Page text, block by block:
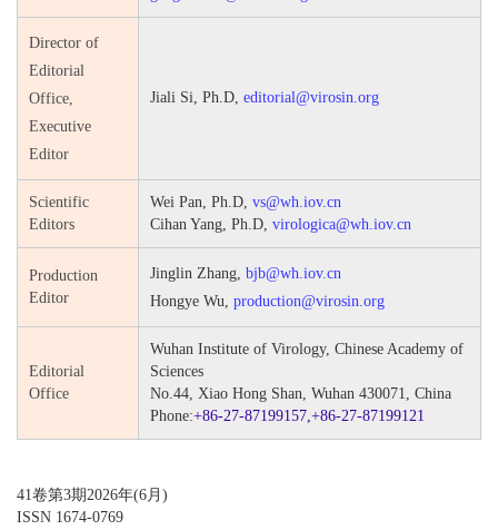
Director of
Editorial
Office,
Executive
Editor
Jiali Si, Ph.D, editorial@virosin.org
Scientific
Editors
Wei Pan, Ph.D, vs@wh.iov.cn
Cihan Yang, Ph.D, virologica@wh.iov.cn
Production
Editor
Jinglin Zhang, bjb@wh.iov.cn
Hongye Wu, production@virosin.org
Editorial
Office
Wuhan Institute of Virology, Chinese Academy of
Sciences
No.44, Xiao Hong Shan, Wuhan 430071, China
Phone:+86-27-87199157,+86-27-87199121
41卷第3期2026年(6月)
ISSN 1674-0769